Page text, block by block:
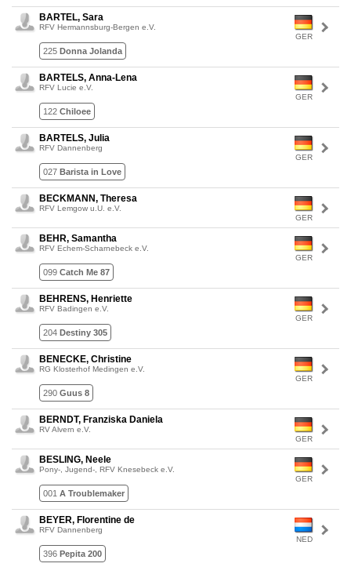
GER
BARTEL, Sara
RFV Hermannsburg-Bergen e.V.
225 Donna Jolanda
GER
BARTELS, Anna-Lena
RFV Lucie e.V.
122 Chiloee
GER
BARTELS, Julia
RFV Dannenberg
027 Barista in Love
GER
BECKMANN, Theresa
RFV Lemgow u.U. e.V.
GER
BEHR, Samantha
RFV Echem-Scharnebeck e.V.
099 Catch Me 87
GER
BEHRENS, Henriette
RFV Badingen e.V.
204 Destiny 305
GER
BENECKE, Christine
RG Klosterhof Medingen e.V.
290 Guus 8
GER
BERNDT, Franziska Daniela
RV Alvern e.V.
GER
BESLING, Neele
Pony-, Jugend-, RFV Knesebeck e.V.
001 A Troublemaker
NED
BEYER, Florentine de
RFV Dannenberg
396 Pepita 200